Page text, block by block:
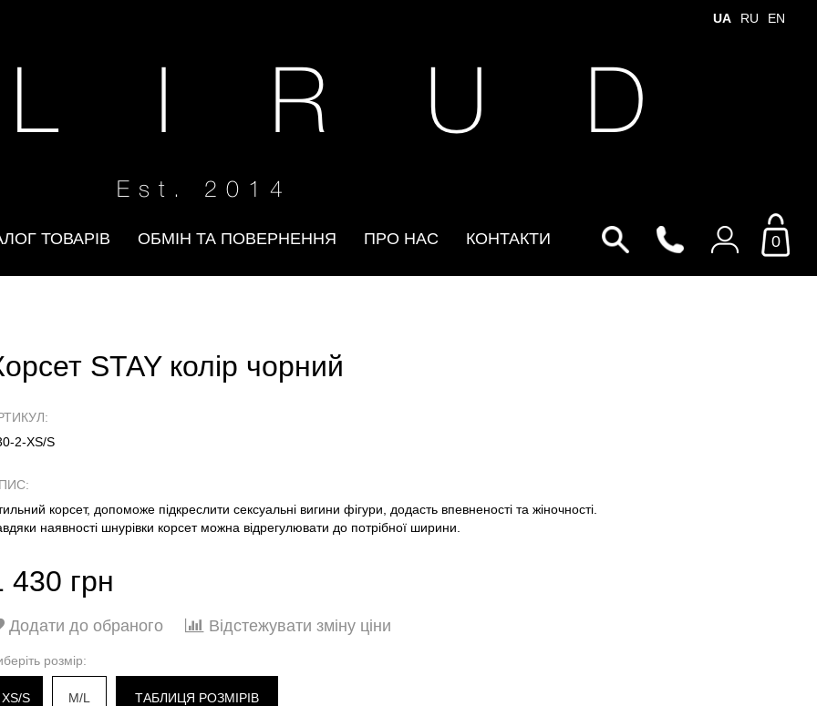
UA RU EN
I R U D
Est. 2014
ТОВАРІВ ОБМІН ТА ПОВЕРНЕННЯ ПРО НАС КОНТАКТИ 0
STAY колір чорний
2-XS/S
корсет, допоможе підкреслити сексуальні вигини фігури, додасть впевненості та жіночності.
наявності шнурівки корсет можна відрегулювати до потрібної ширини.
430 грн
Додати до обраного Відстежувати зміну ціни
розмір:
XS/S M/L ТАБЛИЦЯ РОЗМІРІВ